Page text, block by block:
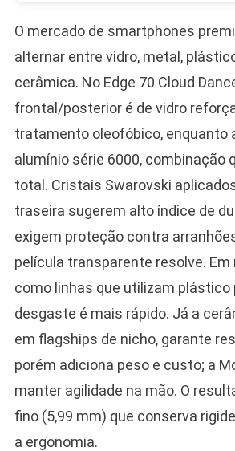
O mercado de smartphones
alternar entre vidro, metal,
cerâmica. No Edge 70 Cloud
frontal/posterior é de vidro
tratamento oleofóbico, enquanto
alumínio série 6000, combinação
total. Cristais Swarovski
traseira sugerem alto índice de
exigem proteção contra
película transparente resolve. Em
como linhas que utilizam plástico
desgaste é mais rápido. Já a
em flagships de nicho, garante
porém adiciona peso e custo; a
manter agilidade na mão. O
fino (5,99 mm) que conserva
a ergonomia.